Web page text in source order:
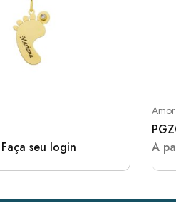
Faça seu login
A